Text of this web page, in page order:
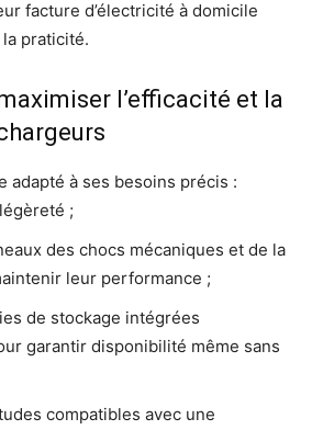
facture d’électricité à domicile
praticité.
l’efficacité et la
adapté à ses besoins précis :
;
des chocs mécaniques et de la
leur performance ;
de stockage intégrées
garantir disponibilité même sans
compatibles avec une